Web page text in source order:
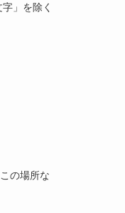
」を除く
の場所な